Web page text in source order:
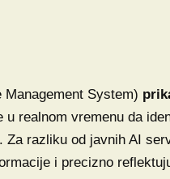
System)
realnom vremenu da
Za razliku od javnih AI
i precizno